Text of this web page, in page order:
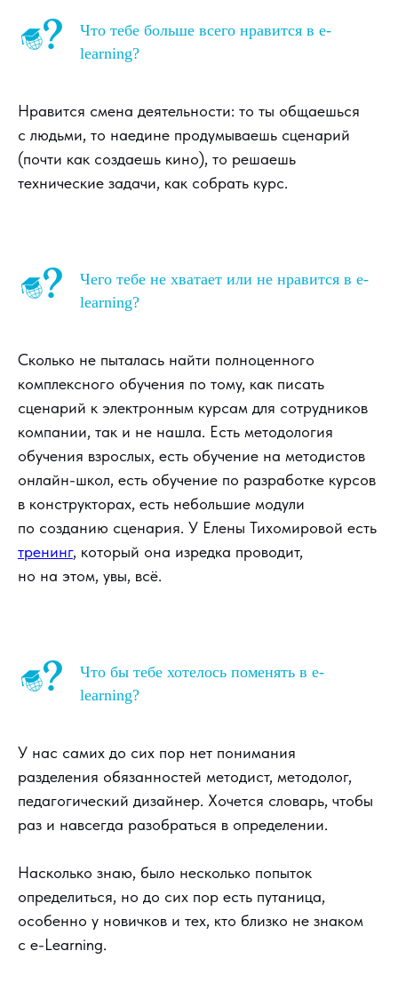
Что тебе больше всего нравится в e-
learning?
Нравится смена деятельности: то ты общаешься
с людьми, то наедине продумываешь сценарий
(почти как создаешь кино), то решаешь
технические задачи, как собрать курс.
Чего тебе не хватает или не нравится в e-
learning?
Сколько не пыталась найти полноценного
комплексного обучения по тому, как писать
сценарий к электронным курсам для сотрудников
компании, так и не нашла. Есть методология
обучения взрослых, есть обучение на методистов
онлайн-школ, есть обучение по разработке курсов
в конструкторах, есть небольшие модули
по созданию сценария. У Елены Тихомировой есть
тренинг, который она изредка проводит,
но на этом, увы, всё.
Что бы тебе хотелось поменять в e-
learning?
У нас самих до сих пор нет понимания
разделения обязанностей методист, методолог,
педагогический дизайнер. Хочется словарь, чтобы
раз и навсегда разобраться в определении.
Насколько знаю, было несколько попыток
определиться, но до сих пор есть путаница,
особенно у новичков и тех, кто близко не знаком
с e-Learning.